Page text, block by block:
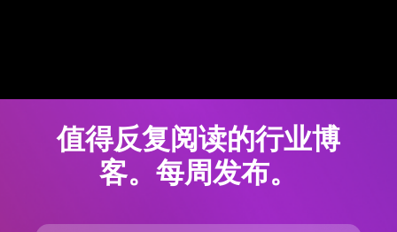
值得反复阅读的行业博
客。每周发布。